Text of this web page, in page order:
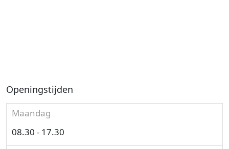
Openingstijden
Maandag
08.30 - 17.30